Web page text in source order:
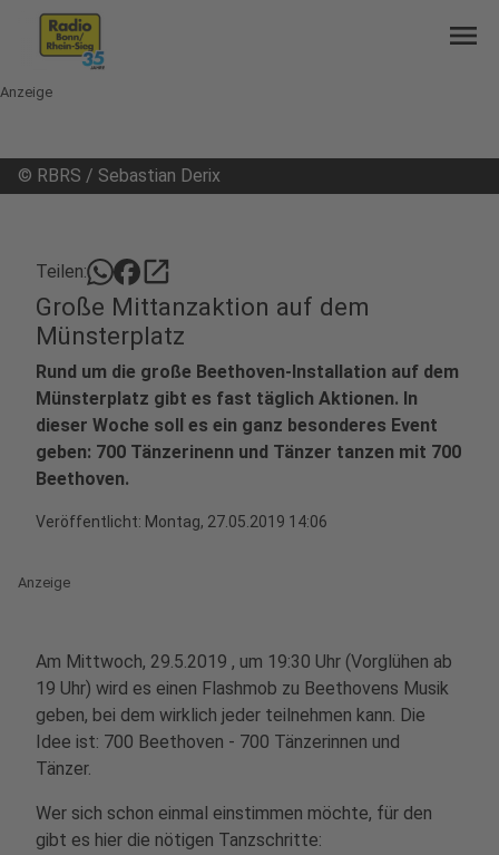
menu
Anzeige
© RBRS / Sebastian Derix
Teilen: open_in_new
Große Mittanzaktion auf dem
Münsterplatz
Rund um die große Beethoven-Installation auf dem
Münsterplatz gibt es fast täglich Aktionen. In
dieser Woche soll es ein ganz besonderes Event
geben: 700 Tänzerinenn und Tänzer tanzen mit 700
Beethoven.
Veröffentlicht: Montag, 27.05.2019 14:06
Anzeige
Am Mittwoch, 29.5.2019 , um 19:30 Uhr (Vorglühen ab
19 Uhr) wird es einen Flashmob zu Beethovens Musik
geben, bei dem wirklich jeder teilnehmen kann. Die
Idee ist: 700 Beethoven - 700 Tänzerinnen und
Tänzer.
Wer sich schon einmal einstimmen möchte, für den
gibt es hier die nötigen Tanzschritte: